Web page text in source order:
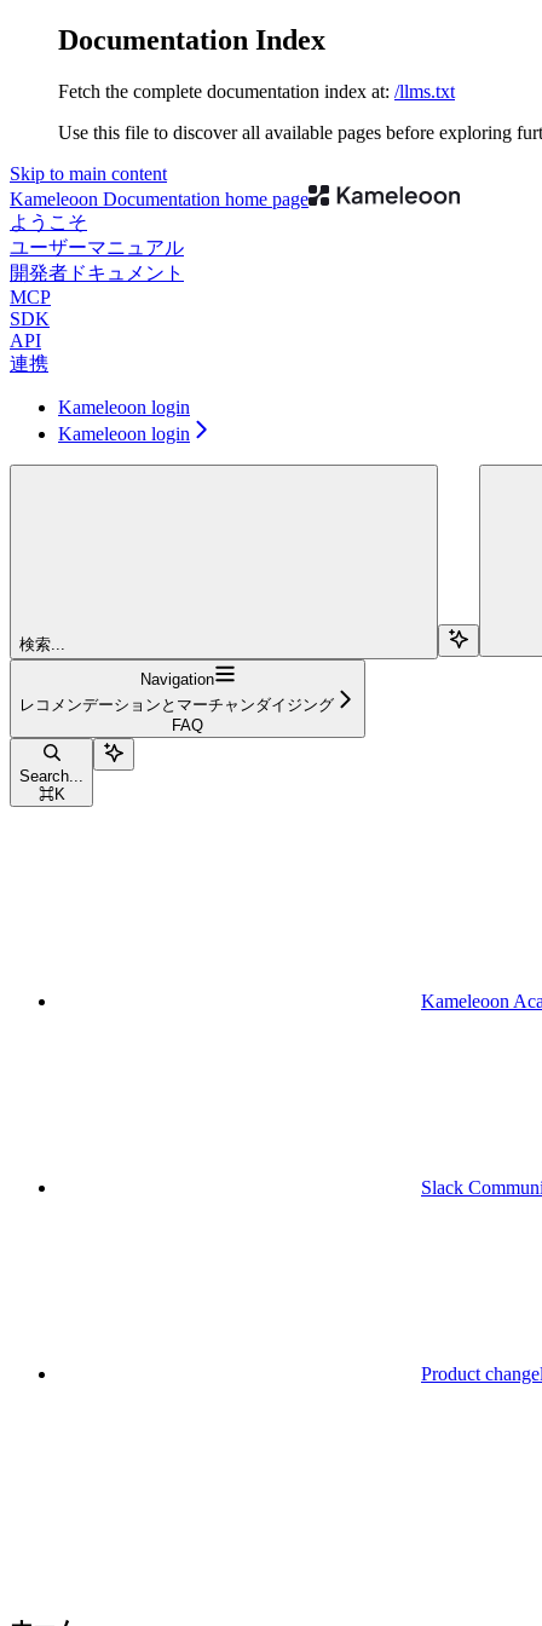
Documentation Index
Fetch the complete documentation index at: /llms.txt
Use this file to discover all available pages before exploring
Skip to main content
Kameleoon Documentation home page
ようこそ
ユーザーマニュアル
開発者ドキュメント
MCP
SDK
API
連携
Kameleoon login
Kameleoon login
検索...
Navigation
レコメンデーションとマーチャンダイジング
FAQ
Search...
⌘K
Kameleoon
Slack
Product